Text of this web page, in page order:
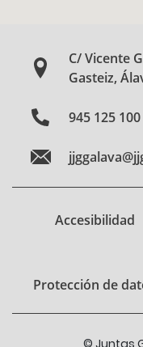
C/ Vicente
Gasteiz,
945 125 100
Accesibilidad
Protección de